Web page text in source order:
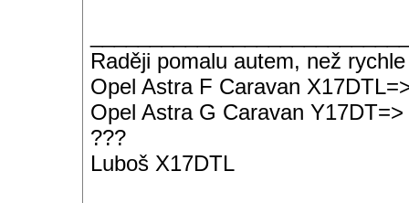
Raději pomalu autem, než
Opel Astra F Caravan
Opel Astra G Caravan Y17DT=>
???
Luboš X17DTL